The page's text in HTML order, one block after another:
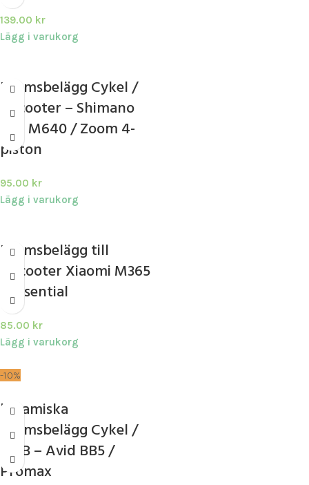
139.00 kr
Lägg i varukorg
Bromsbelägg Cykel /
elscooter – Shimano
ZEE M640 / Zoom 4-
piston
95.00 kr
Lägg i varukorg
Bromsbelägg till
Elscooter Xiaomi M365
/ Essential
85.00 kr
Lägg i varukorg
-10%
keramiska
bromsbelägg Cykel /
MTB – Avid BB5 /
Promax